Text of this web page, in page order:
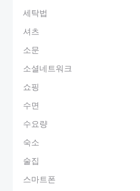
세탁법
셔츠
소문
소셜네트워크
쇼핑
수면
수요량
숙소
술집
스마트폰